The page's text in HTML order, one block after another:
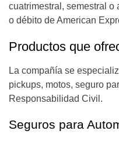
cuatrimestral, semestral o
o débito de American
Productos que
La compañía se
pickups, motos, seguro
Responsabilidad Civil.
Seguros para